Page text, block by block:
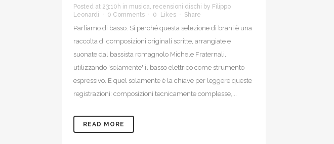
Posted at 23:10h in musica, recensioni dischi by Filippo
Leonardi
0 Comments 0 Likes Share
Parliamo di basso. Sì perché questa selezione di brani è una
raccolta di composizioni originali scritte, arrangiate e
suonate dal bassista romagnolo Michele Fraternali,
utilizzando 'solamente' il basso elettrico come strumento
espressivo. E quel solamente è la chiave per leggere queste
registrazioni: composizioni tecnicamente complesse,...
READ MORE